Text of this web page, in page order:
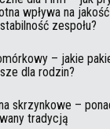
wpływa na jakość
zespołu?
– jakie
dla rodzin?
skrzynkowe –
tradycją